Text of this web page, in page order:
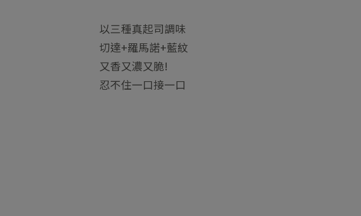
​以三種真起司調味
切達+羅馬諾+藍紋
又香又濃又脆!
忍不住一口接一口